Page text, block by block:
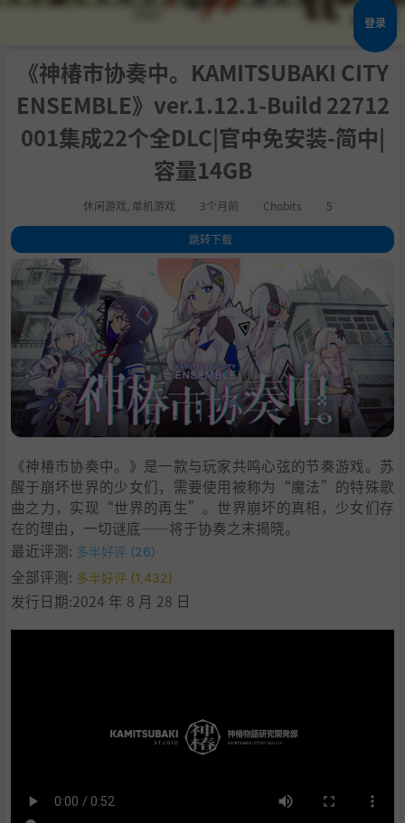
登录
《神椿市协奏中。KAMITSUBAKI CITY
ENSEMBLE》ver.1.12.1-Build 22712
001集成22个全DLC|官中免安装-简中|
容量14GB
休闲游戏 单机游戏 3个月前 Chobits 5
跳转下载
1 .关于此游戏
2.■SingSong();
3.■HaveFunAndPlay();
4 . ■SingAndWeaveStory();
■IAskYou();
6.系统需求
7 .支持作者
.包含DLC
《神椿市协奏中。》是一款与玩家共鸣心弦的节奏游戏。苏
醒于崩坏世界的少女们，需要使用被称为“魔法”的特殊歌
曲之力，实现“世界的再生”。世界崩坏的真相，少女们存
在的理由，一切谜底——将于协奏之末揭晓。
最近评测: 多半好评 (26)
全部评测: 多半好评 (1,432)
发行日期:2024 年 8 月 28 日